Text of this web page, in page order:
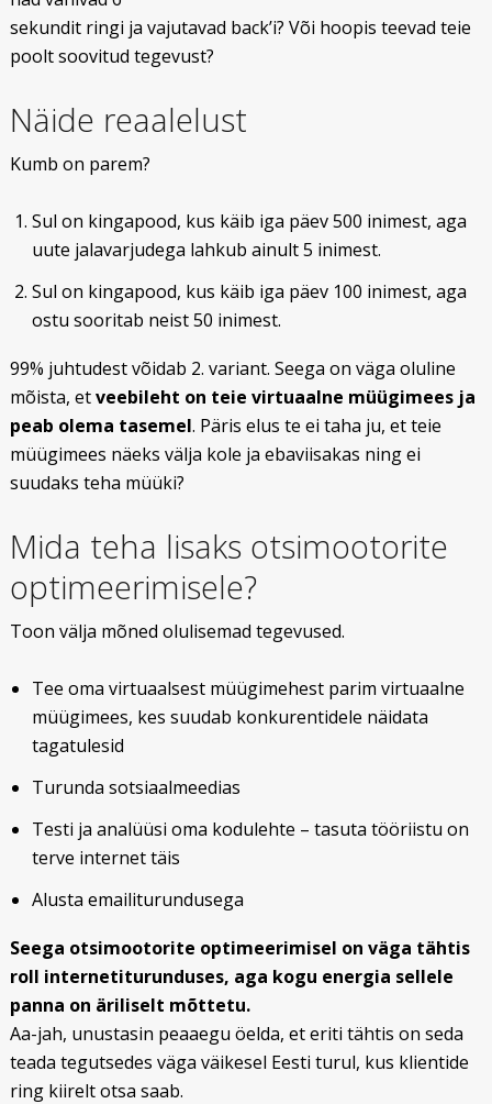
sekundit ringi ja vajutavad back’i? Või hoopis teevad teie
poolt soovitud tegevust?
Näide reaalelust
Kumb on parem?
Sul on kingapood, kus käib iga päev 500 inimest, aga
uute jalavarjudega lahkub ainult 5 inimest.
Sul on kingapood, kus käib iga päev 100 inimest, aga
ostu sooritab neist 50 inimest.
99% juhtudest võidab 2. variant. Seega on väga oluline
mõista, etveebileht on teie virtuaalne müügimees ja
peab olema tasemel. Päris elus te ei taha ju, et teie
müügimees näeks välja kole ja ebaviisakas ning ei
suudaks teha müüki?
Mida teha lisaks otsimootorite
optimeerimisele?
Toon välja mõned olulisemad tegevused.
Tee oma virtuaalsest müügimehest parim virtuaalne
müügimees, kes suudab konkurentidele näidata
tagatulesid
Turunda sotsiaalmeedias
Testi ja analüüsi oma kodulehte – tasuta tööriistu on
terve internet täis
Alusta emailiturundusega
Seega otsimootorite optimeerimisel on väga tähtis
roll internetiturunduses, aga kogu energia sellele
panna on äriliselt mõttetu.
Aa-jah, unustasin peaaegu öelda, et eriti tähtis on seda
teada tegutsedes väga väikesel Eesti turul, kus klientide
ring kiirelt otsa saab.